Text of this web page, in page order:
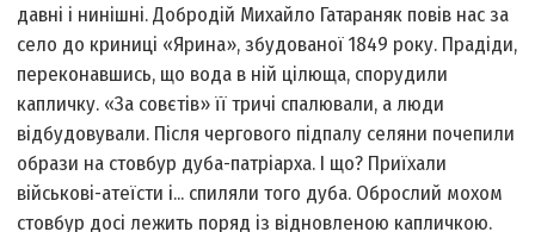
давні і нинішні. Добродій Михайло Гатараняк повів нас за
село до криниці «Ярина», збудованої 1849 року. Прадіди,
переконавшись, що вода в ній цілюща, спорудили
капличку. «За совєтів» її тричі спалювали, а люди
відбудовували. Після чергового підпалу селяни почепили
образи на стовбур дуба-патріарха. І що? Приїхали
військові-атеїсти і... спиляли того дуба. Оброслий мохом
стовбур досі лежить поряд із відновленою капличкою.